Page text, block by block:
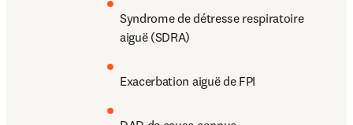
Syndrome de détresse respiratoire
aiguë (SDRA)
Exacerbation aiguë de FPI